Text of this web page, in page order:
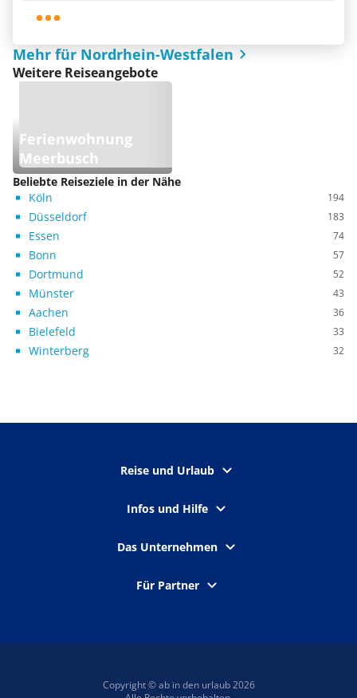
Mehr für Nordrhein-Westfalen
Weitere Reiseangebote
Ferienwohnung
Meerbusch
Beliebte Reiseziele in der Nähe
Köln
194
Düsseldorf 183
Essen 74
Bonn 57
Dortmund 52
Münster 43
Aachen 36
Bielefeld 33
Winterberg 32
Reise und Urlaub
Infos und Hilfe
Das Unternehmen
Für Partner
Copyright © ab in den urlaub 2026